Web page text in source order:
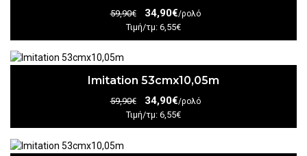
59,90€ 34,90€/ρολό
Τιμή/τμ: 6,55€
Imitation 53cmx10,05m
59,90€ 34,90€/ρολό
Τιμή/τμ: 6,55€